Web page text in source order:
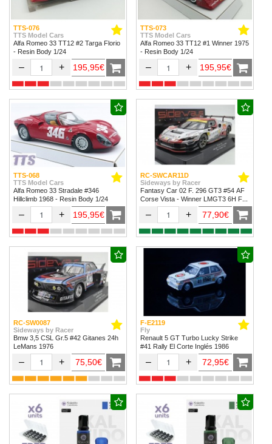
TTS-076
TTS Model Cars
Alfa Romeo 33 TT12 #2 Targa Florio
- Resin Body 1/24
– + 195,95€
TTS-073
TTS Model Cars
Alfa Romeo 33 TT12 #1 Winner 1975
- Resin Body 1/24
– + 195,95€
TTS-068
TTS Model Cars
Alfa Romeo 33 Stradale #346
Hillclimb 1968 - Resin Body 1/24
– + 195,95€
RC-SWCAR11D
Sideways by Racer
Fantasy Car 02 F. 296 GT3 #54 AF
Corse Vista - Winner LMGT3 6H Fuji
– + 77,90€
RC-SW0087
Sideways by Racer
Bmw 3,5 CSL Gr.5 #42 Gitanes 24h
LeMans 1976
– + 75,50€
F-E2119
Fly
Renault 5 GT Turbo Lucky Strike
#41 Rally El Corte Inglés 1986
– + 72,95€